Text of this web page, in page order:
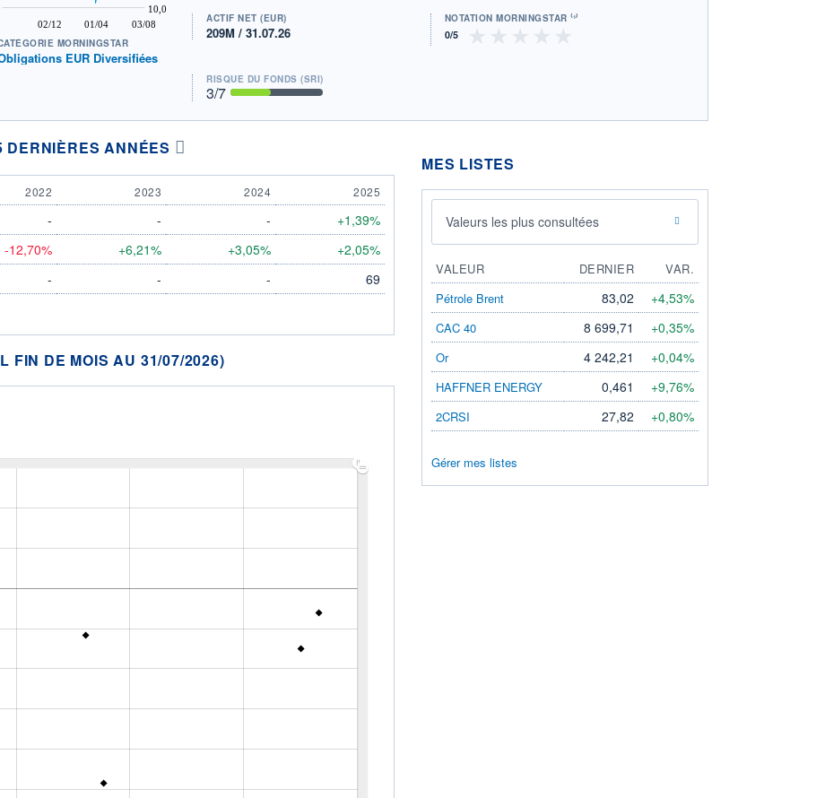
02/12 01/04 03/08
10,0
MORNINGSTAR
EUR Diversifiées
ACTIF NET (EUR)
209M / 31.07.26
NOTATION MORNINGSTAR ⁽¹⁾
RISQUE DU FONDS (SRI)
3/7
ANNÉES
2022 2023 2024
2025
- - - +1,39%
-12,70% +6,21% +3,05% +2,05%
- - - 69
FIN DE MOIS AU 31/07/2026)
MES LISTES
Valeurs les plus consultées
VALEUR DERNIER
VAR.
Pétrole Brent
83,02 +4,53%
CAC 40 8 699,71 +0,35%
Or 4 242,21 +0,04%
HAFFNER ENERGY 0,461 +9,76%
2CRSI 27,82 +0,80%
Gérer mes listes